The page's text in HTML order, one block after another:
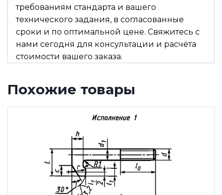
требованиям стандарта и вашего
технического задания, в согласованные
сроки и по оптимальной цене. Свяжитесь с
нами сегодня для консультации и расчёта
стоимости вашего заказа.
Похожие товары